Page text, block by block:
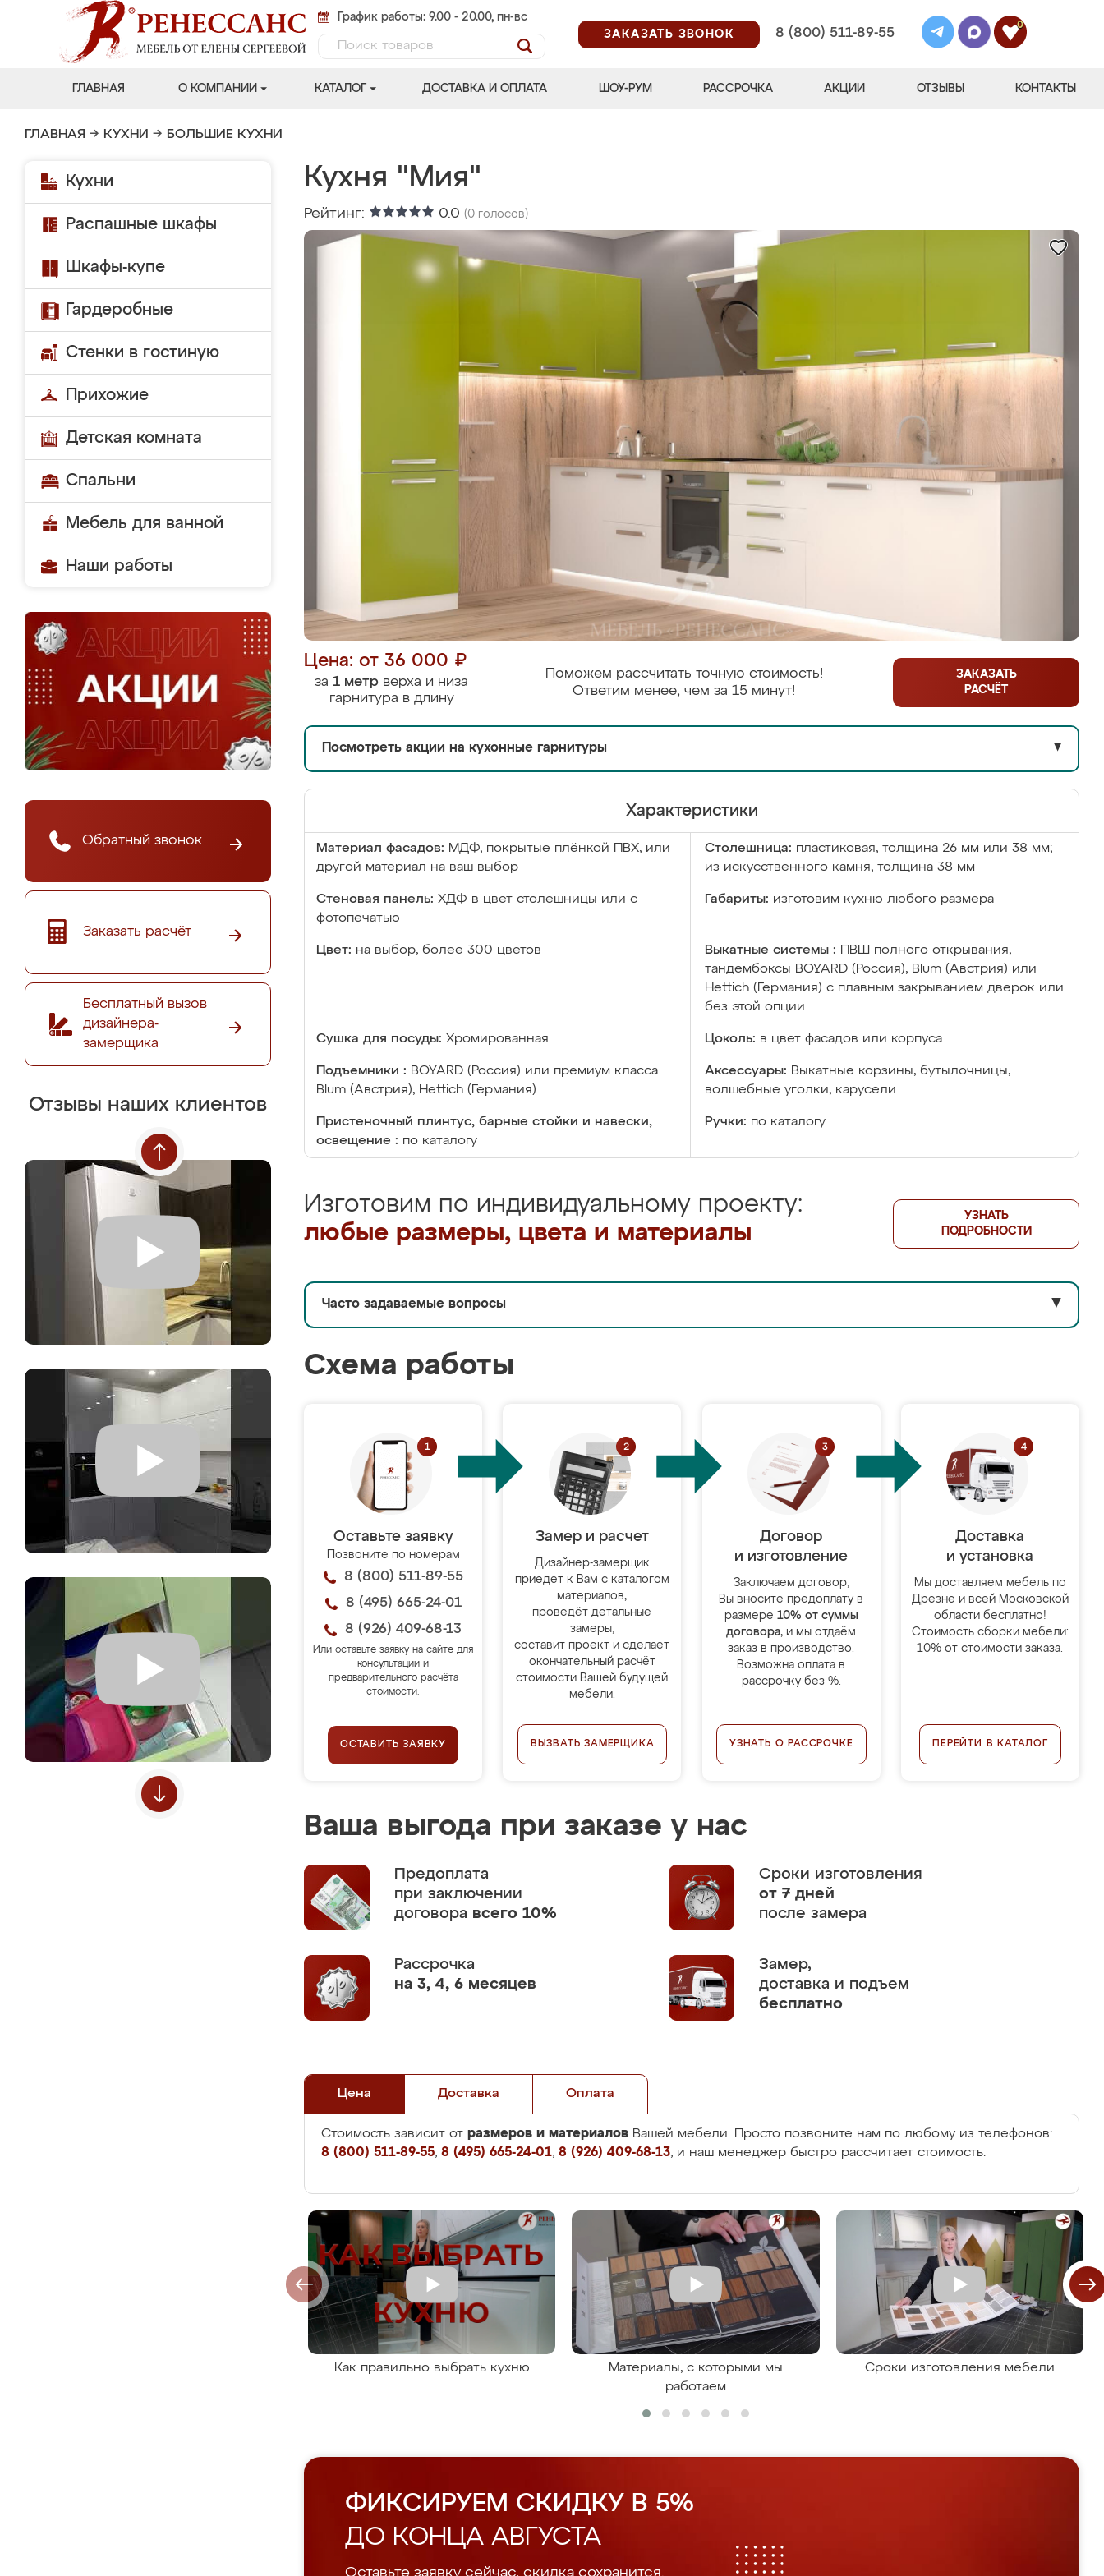
График работы: 9.00 - 20.00, пн-вс
ЗАКАЗАТЬ ЗВОНОК
8 (800) 511-89-55
0
ГЛАВНАЯ О КОМПАНИИ КАТАЛОГ ДОСТАВКА И ОПЛАТА ШОУ-РУМ РАССРОЧКА АКЦИИ ОТЗЫВЫ КОНТАКТЫ
ГЛАВНАЯ → КУХНИ → БОЛЬШИЕ КУХНИ
Кухни
Распашные шкафы
Шкафы-купе
Гардеробные
Стенки в гостиную
Прихожие
Детская комната
Спальни
Мебель для ванной
Наши работы
Обратный звонок
Заказать расчёт
Бесплатный вызов
дизайнера-
замерщика
Отзывы наших клиентов
Кухня "Мия"
Рейтинг: 0.0 (0 голосов)
Цена: от 36 000 ₽
за 1 метр верха и низа
гарнитура в длину
Поможем рассчитать точную стоимость!
Ответим менее, чем за 15 минут!
ЗАКАЗАТЬ
РАСЧЁТ
Посмотреть акции на кухонные гарнитуры ▼
Характеристики
Материал фасадов: МДФ, покрытые плёнкой ПВХ, или
другой материал на ваш выбор
Столешница: пластиковая, толщина 26 мм или 38 мм;
из искусственного камня, толщина 38 мм
Стеновая панель: ХДФ в цвет столешницы или с
фотопечатью
Габариты: изготовим кухню любого размера
Цвет: на выбор, более 300 цветов Выкатные системы :
ПВШ полного открывания,
тандембоксы BOYARD (Россия), Blum (Австрия) или
Hettich (Германия) с плавным закрыванием дверок или
без этой опции
Сушка для посуды: Хромированная Цоколь: в цвет фасадов или корпуса
Подъемники : BOYARD (Россия) или премиум класса
Blum (Австрия), Hettich (Германия)
Аксессуары: Выкатные корзины, бутылочницы,
волшебные уголки, карусели
Пристеночный плинтус, барные стойки и навески,
освещение : по каталогу
Ручки: по каталогу
Изготовим по индивидуальному проекту:
любые размеры, цвета и материалы
УЗНАТЬ
ПОДРОБНОСТИ
Часто задаваемые вопросы ▼
Схема работы
Оставьте заявку
Позвоните по номерам
8 (800) 511-89-55
8 (495) 665-24-01
8 (926) 409-68-13
Или оставьте заявку на сайте для
консультации и
предварительного расчёта
стоимости.
ОСТАВИТЬ ЗАЯВКУ
Замер и расчет
Дизайнер-замерщик
приедет к Вам с каталогом
материалов,
проведёт детальные
замеры,
составит проект и сделает
окончательный расчёт
стоимости Вашей будущей
мебели.
ВЫЗВАТЬ ЗАМЕРЩИКА
Договор
и изготовление
Заключаем договор,
Вы вносите предоплату в
размере 10% от суммы
договора, и мы отдаём
заказ в производство.
Возможна оплата в
рассрочку без %.
УЗНАТЬ О РАССРОЧКЕ
Доставка
и установка
Мы доставляем мебель по
Дрезне и всей Московской
области бесплатно!
Стоимость сборки мебели:
10% от стоимости заказа.
ПЕРЕЙТИ В КАТАЛОГ
Ваша выгода при заказе у нас
Предоплата
при заключении
договора всего 10%
Сроки изготовления
от 7 дней
после замера
Рассрочка
на 3, 4, 6 месяцев
Замер,
доставка и подъем
бесплатно
Цена Доставка Оплата
Стоимость зависит от размеров и материалов Вашей мебели. Просто позвоните нам по любому из телефонов:
8 (800) 511-89-55, 8 (495) 665-24-01, 8 (926) 409-68-13, и наш менеджер быстро рассчитает стоимость.
Как правильно выбрать кухню
Материалы, с которыми мы
работаем
Сроки изготовления мебели
ФИКСИРУЕМ СКИДКУ В 5%
ДО КОНЦА АВГУСТА
Оставьте заявку сейчас, скидка сохранится.